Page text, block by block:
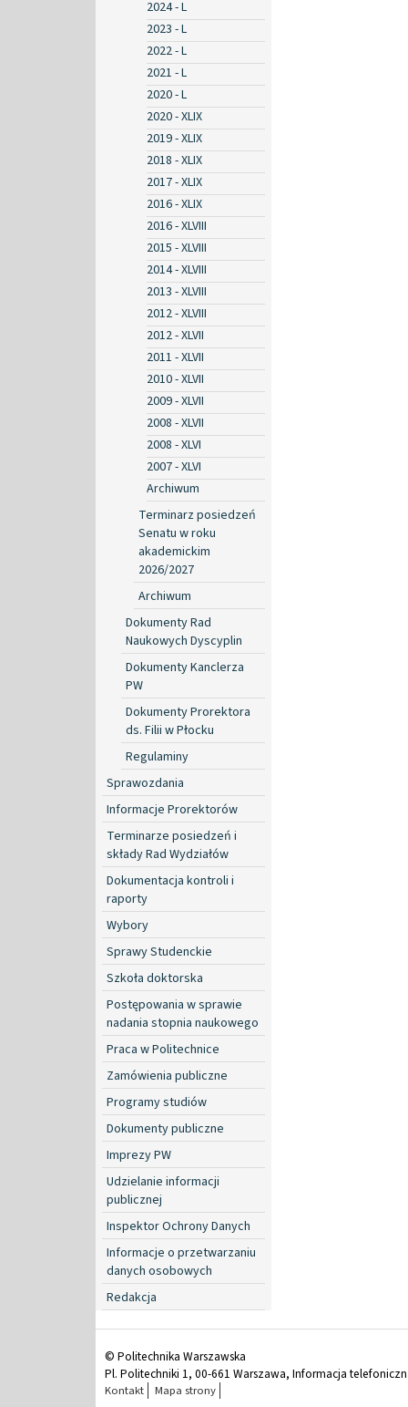
2024 - L
2023 - L
2022 - L
2021 - L
2020 - L
2020 - XLIX
2019 - XLIX
2018 - XLIX
2017 - XLIX
2016 - XLIX
2016 - XLVIII
2015 - XLVIII
2014 - XLVIII
2013 - XLVIII
2012 - XLVIII
2012 - XLVII
2011 - XLVII
2010 - XLVII
2009 - XLVII
2008 - XLVII
2008 - XLVI
2007 - XLVI
Archiwum
Terminarz posiedzeń
Senatu w roku
akademickim
2026/2027
Archiwum
Dokumenty Rad
Naukowych Dyscyplin
Dokumenty Kanclerza
PW
Dokumenty Prorektora
ds. Filii w Płocku
Regulaminy
Sprawozdania
Informacje Prorektorów
Terminarze posiedzeń i
składy Rad Wydziałów
Dokumentacja kontroli i
raporty
Wybory
Sprawy Studenckie
Szkoła doktorska
Postępowania w sprawie
nadania stopnia naukowego
Praca w Politechnice
Zamówienia publiczne
Programy studiów
Dokumenty publiczne
Imprezy PW
Udzielanie informacji
publicznej
Inspektor Ochrony Danych
Informacje o przetwarzaniu
danych osobowych
Redakcja
© Politechnika Warszawska
Pl. Politechniki 1, 00-661 Warszawa, Informacja
Kontakt Mapa strony